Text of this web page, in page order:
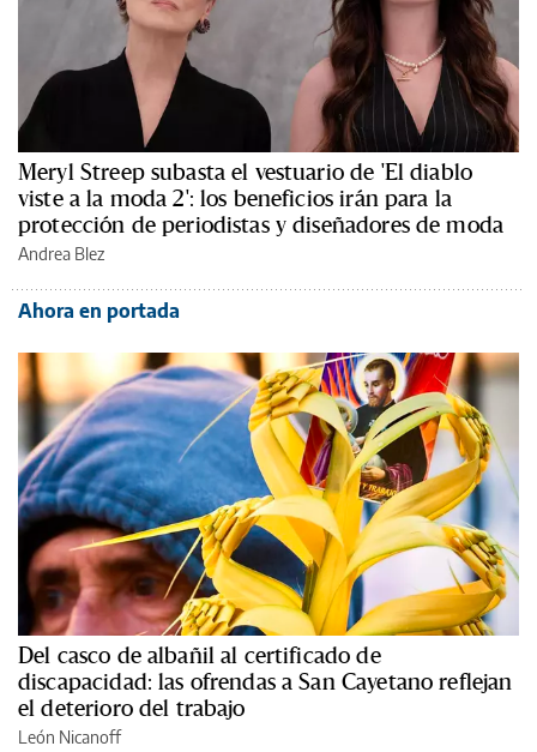
Meryl Streep subasta el vestuario de 'El diablo
viste a la moda 2': los beneficios irán para la
protección de periodistas y diseñadores de moda
Andrea Blez
Ahora en portada
Del casco de albañil al certificado de
discapacidad: las ofrendas a San Cayetano reflejan
el deterioro del trabajo
León Nicanoff